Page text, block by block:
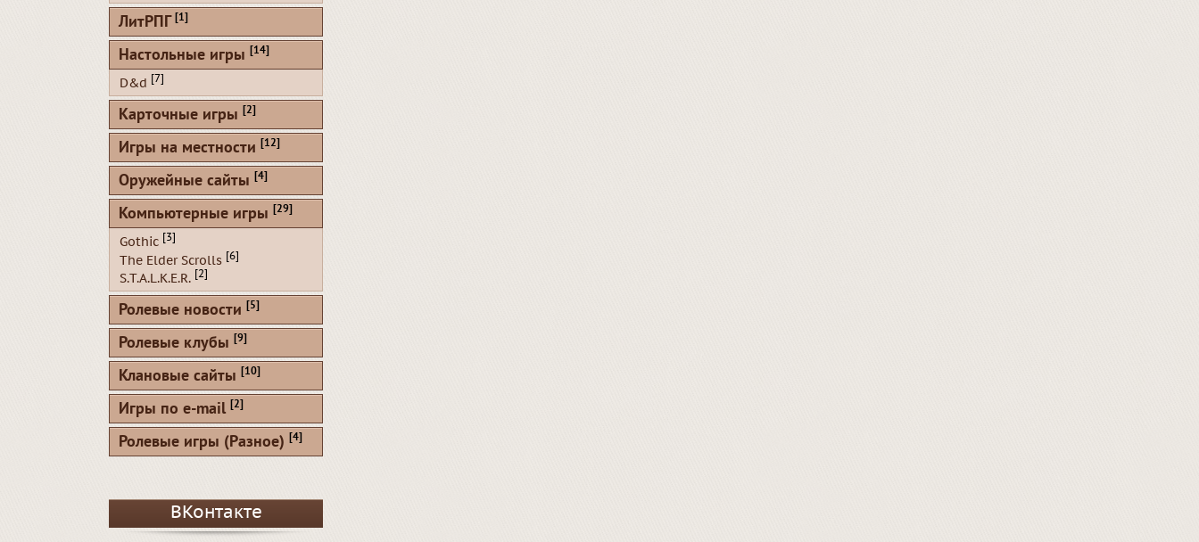
ЛитРПГ [1]
Настольные игры [14]
D&d [7]
Карточные игры [2]
Игры на местности [12]
Оружейные сайты [4]
Компьютерные игры [29]
Gothic [3]
The Elder Scrolls [6]
S.T.A.L.K.E.R. [2]
Ролевые новости [5]
Ролевые клубы [9]
Клановые сайты [10]
Игры по e-mail [2]
Ролевые игры (Разное) [4]
ВКонтакте